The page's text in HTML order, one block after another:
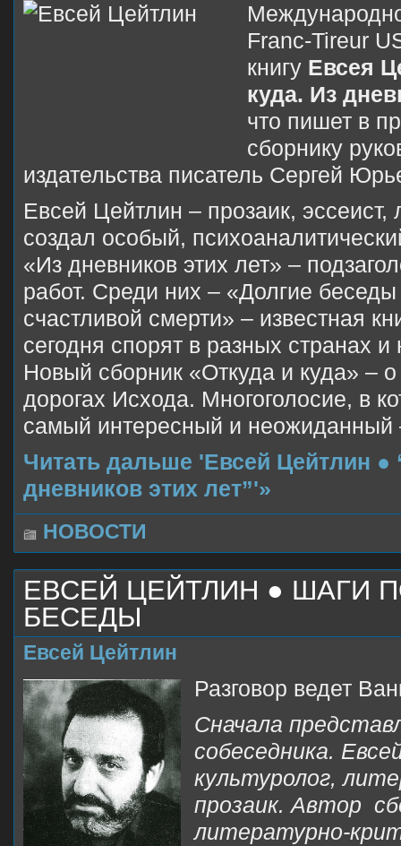
Franc-Tireur
книгу Евсея
куда. Из
что пишет в
сборнику
издательства писатель Сергей
Евсей Цейтлин – прозаик, эссеист,
создал особый,
«Из дневников этих лет» –
работ. Среди них – «Долгие
счастливой смерти» – известная
сегодня спорят в разных странах
Новый сборник «Откуда и куда» –
дорогах Исхода. Многоголосие, в
самый интересный и неожиданный
Читать дальше 'Евсей Цейтлин ●
дневников этих лет”'»
НОВОСТИ
ЕВСЕЙ ЦЕЙТЛИН ● ШАГИ
БЕСЕДЫ
Евсей Цейтлин
Разговор ведет
Сначала
собеседника.
культуролог,
прозаик. Автор
литературно-